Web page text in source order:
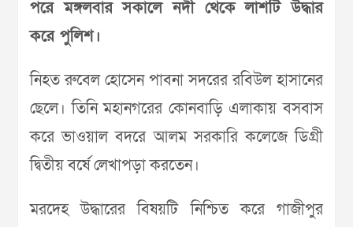
পরে মঙ্গলবার সকালে নদী থেকে লাশটি উদ্ধার
করে পুলিশ।
নিহত রুবেল হোসেন পাবনা সদরের রবিউল হাসানের
ছেলে। তিনি মহানগরের কোনবাড়ি এলাকায় বসবাস
করে ভাওয়াল বদরে আলম সরকারি কলেজে ডিগ্রী
দ্বিতীয় বর্ষে লেখাপড়া করতেন।
মরদেহ উদ্ধারের বিষয়টি নিশ্চিত করে গাজীপুর